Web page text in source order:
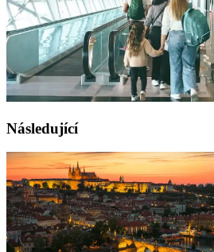
Následující